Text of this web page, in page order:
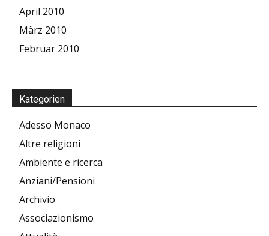
April 2010
März 2010
Februar 2010
Kategorien
Adesso Monaco
Altre religioni
Ambiente e ricerca
Anziani/Pensioni
Archivio
Associazionismo